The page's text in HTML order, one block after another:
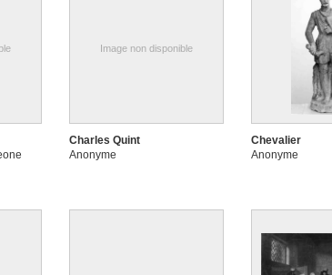
Image non disponible
Charles Quint
Anonyme
Chevalier
Anonyme